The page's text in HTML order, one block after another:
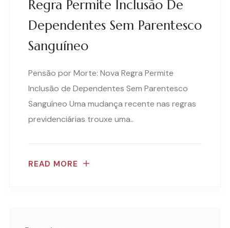
Regra Permite Inclusão De
Dependentes Sem Parentesco
Sanguíneo
Pensão por Morte: Nova Regra Permite
Inclusão de Dependentes Sem Parentesco
Sanguíneo Uma mudança recente nas regras
previdenciárias trouxe uma..
READ MORE